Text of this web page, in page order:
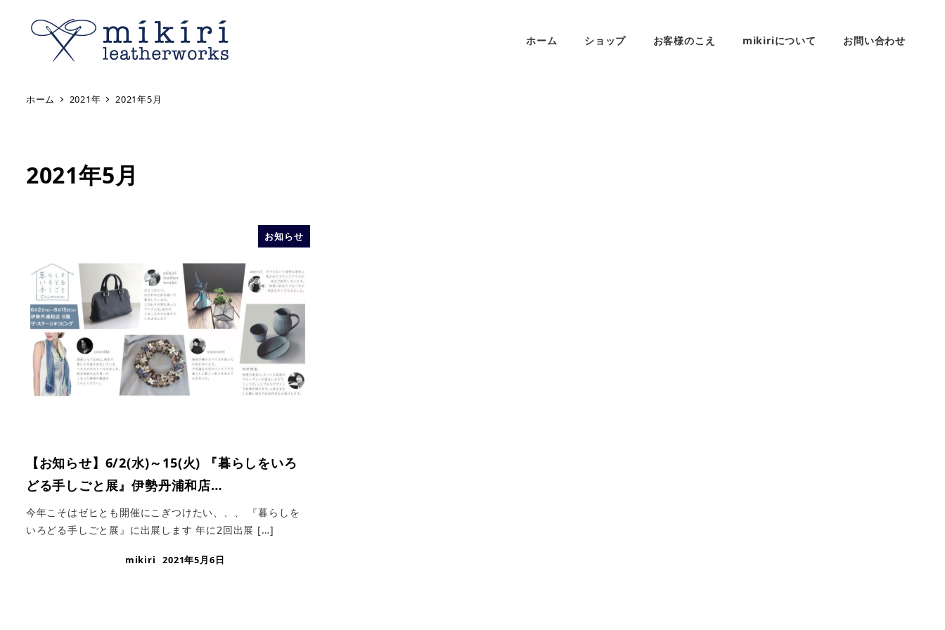
ホーム ショップ お客様のこえ mikiriについて お問い合わせ
ホーム 2021年 2021年5月
2021年5月
お知らせ
【お知らせ】6/2(水)～15(火) 『暮らしをいろ
どる手しごと展』伊勢丹浦和店…
今年こそはゼヒとも開催にこぎつけたい、、、 『暮らしを
いろどる手しごと展』に出展します 年に2回出展 […]
mikiri 2021年5月6日